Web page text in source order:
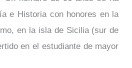
e Historia con honores en la
en la isla de Sicilia (sur de
en el estudiante de mayor